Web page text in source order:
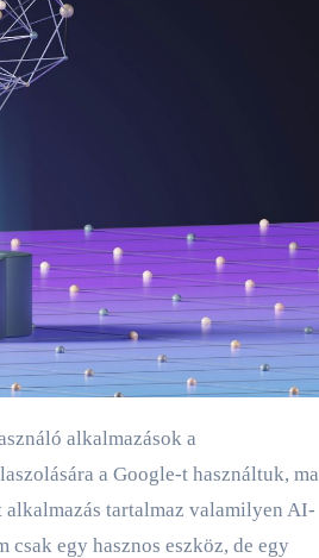
a Google-t használtuk, ma
alkalmazás tartalmaz valamilyen AI-
egy hasznos eszköz, de egy